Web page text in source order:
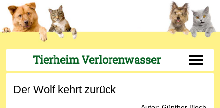
Tierheim Verlorenwasser Off-
Der Wolf kehrt zurück